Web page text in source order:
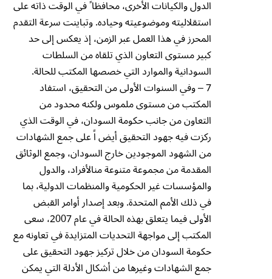
الدول والكيانات الأخرى، محافظا ً في الوقت ذاته على
استقلاليته وموضوعيته وحياده. وتباينت سرعة التقدم
المحرز في هذا العمل عبر الزمن، إذ يعكس إلى حد
كبير مستوى التعاون الذي تلقاه من السلطات
السودانية والموارد التي خصصها المكتب للحالة.
7 – وفي السنوات الأولى من التحقيق، استفاد
المكتب من مستوى ملموس ولكنه محدود من
التعاون من جانب حكومة السودان، في الوقت الذي
ركزت فيه جهود التحقيق أيض اً على جمع الشهادات
من الشهود الموجودين خارج السودان، وجمع الوثائق
المقدمة من مجموعة متنوعة منالأفراد، والدول
والمؤسسات غير الحكومية والمنظمات الدولية، بما
في ذلك الأمم المتحدة. وبعد إصدار أوامر القبض
الأولى فيما يتعلق بهذه الحالة في عام 2007، سعى
المكتب إلى مواجهة التحديات المتزايدة في تعاونه مع
حكومة السودان من خلال تركيز جهود التحقيق على
جمع الشهادات وغيرها من أشكال الأدلة التي يمكن